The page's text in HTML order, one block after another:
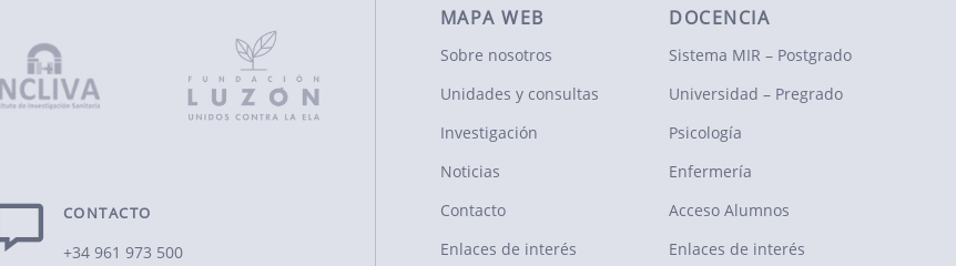
CONTACTO
+34 961 973 500
MAPA WEB
Sobre nosotros
Unidades y consultas
Investigación
Noticias
Contacto
Enlaces de interés
DOCENCIA
Sistema MIR – Postgrado
Universidad – Pregrado
Psicología
Enfermería
Acceso Alumnos
Enlaces de interés